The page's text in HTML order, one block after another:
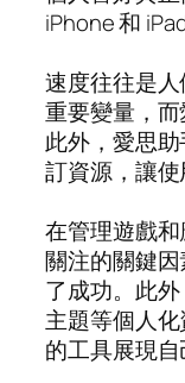
iPhone 和
速度往往是
重要變量，而
此外，愛思
訂資源，讓使
在管理遊戲
關注的關鍵
了成功。此外
主題等個人
的工具展現自